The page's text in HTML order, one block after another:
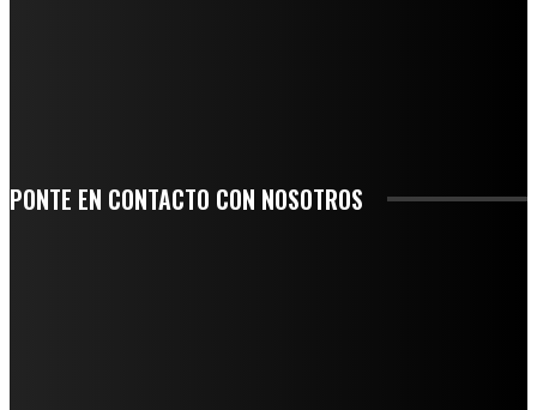
PONTE EN CONTACTO CON NOSOTROS